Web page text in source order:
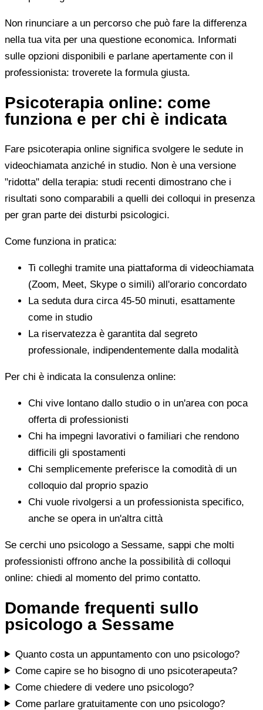
Non rinunciare a un percorso che può fare la differenza
nella tua vita per una questione economica. Informati
sulle opzioni disponibili e parlane apertamente con il
professionista: troverete la formula giusta.
Psicoterapia online: come
funziona e per chi è indicata
Fare psicoterapia online significa svolgere le sedute in
videochiamata anziché in studio. Non è una versione
"ridotta" della terapia: studi recenti dimostrano che i
risultati sono comparabili a quelli dei colloqui in presenza
per gran parte dei disturbi psicologici.
Come funziona in pratica:
Ti colleghi tramite una piattaforma di videochiamata
(Zoom, Meet, Skype o simili) all'orario concordato
La seduta dura circa 45-50 minuti, esattamente
come in studio
La riservatezza è garantita dal segreto
professionale, indipendentemente dalla modalità
Per chi è indicata la consulenza online:
Chi vive lontano dallo studio o in un'area con poca
offerta di professionisti
Chi ha impegni lavorativi o familiari che rendono
difficili gli spostamenti
Chi semplicemente preferisce la comodità di un
colloquio dal proprio spazio
Chi vuole rivolgersi a un professionista specifico,
anche se opera in un'altra città
Se cerchi uno psicologo a Sessame, sappi che molti
professionisti offrono anche la possibilità di colloqui
online: chiedi al momento del primo contatto.
Domande frequenti sullo
psicologo a Sessame
Quanto costa un appuntamento con uno psicologo?
Come capire se ho bisogno di uno psicoterapeuta?
Come chiedere di vedere uno psicologo?
Come parlare gratuitamente con uno psicologo?